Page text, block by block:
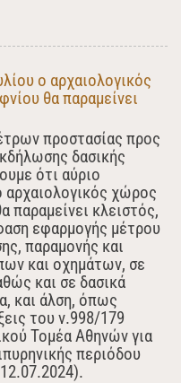
ο αρχαιολογικός
θα παραμείνει
προστασίας προς
δασικής
ότι αύριο
αρχαιολογικός χώρος
κλειστός,
εφαρμογής μέτρου
παραμονής και
και οχημάτων, σε
και σε δασικά
και άλση, όπως
του ν.998/179
Τομέα Αθηνών για
περιόδου